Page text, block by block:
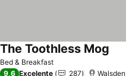
Bed & Breakfast
The Toothless Mog
9,6 Excelente 287